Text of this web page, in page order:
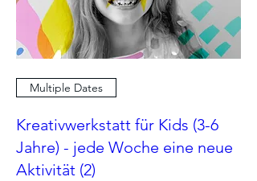
Multiple Dates
Kreativwerkstatt für Kids (3-6
Jahre) - jede Woche eine neue
Aktivität (2)